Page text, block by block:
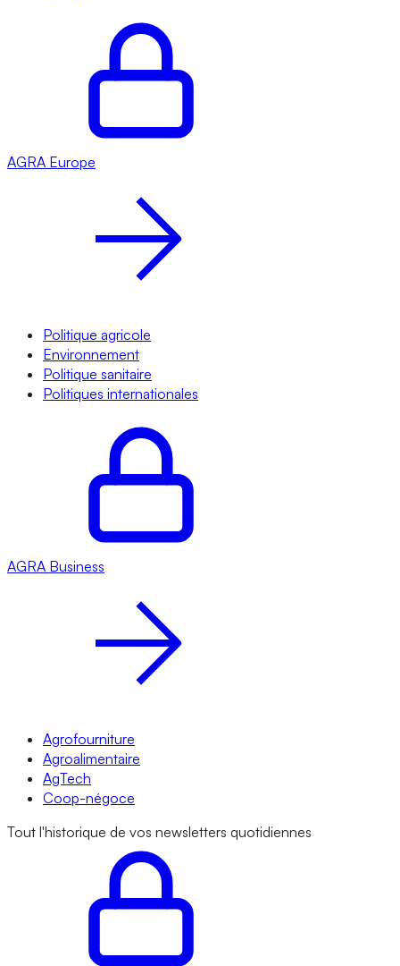
AGRA Europe
Politique agricole
Environnement
Politique sanitaire
Politiques internationales
AGRA Business
Agrofourniture
Agroalimentaire
AgTech
Coop-négoce
Tout l'historique de vos newsletters quotidiennes